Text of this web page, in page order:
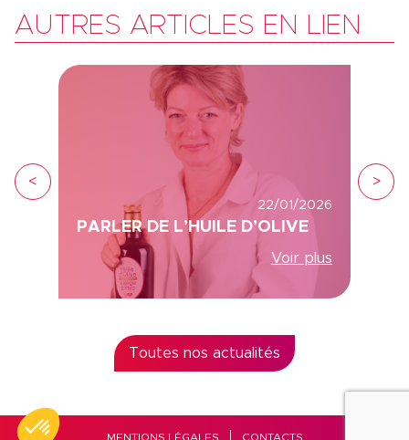
AUTRES ARTICLES EN LIEN
22/01/2026
PARLER DE L’HUILE D’OLIVE
Voir plus
< >
Toutes nos actualités
MENTIONS LÉGALES CONTACTS